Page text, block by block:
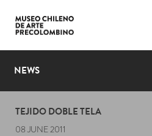
LANGUAGE
PLAN YOUR VISIT
EXHIBITIONS
NEWS
TEJIDO DOBLE TELA
08 JUNE 2011